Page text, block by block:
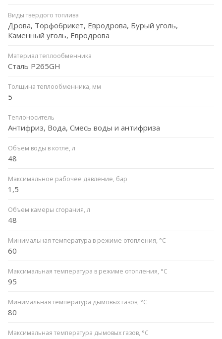
Виды твердого топлива
Дрова, Торфобрикет, Евродрова, Бурый уголь,
Каменный уголь, Евродрова
Материал теплообменника
Сталь P265GH
Толщина теплообменника, мм
5
Теплоноситель
Антифриз, Вода, Смесь воды и антифриза
Объем воды в котле, л
48
Максимальное рабочее давление, бар
1,5
Объем камеры сгорания, л
48
Минимальная температура в режиме отопления, °C
60
Максимальная температура в режиме отопления, °C
95
Минимальная температура дымовых газов, °C
80
Максимальная температура дымовых газов, °C